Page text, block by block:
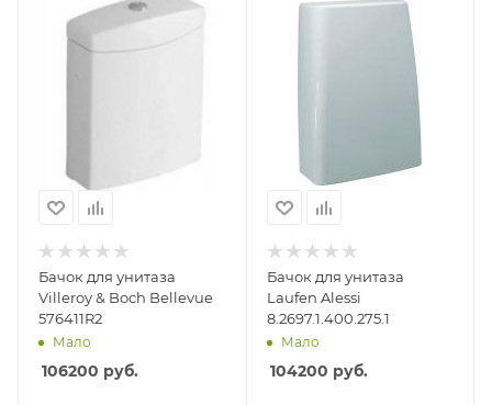
Бачок для унитаза
Villeroy & Boch Bellevue
576411R2
Мало
106200 руб.
Бачок для унитаза
Laufen Alessi
8.2697.1.400.275.1
Мало
104200 руб.